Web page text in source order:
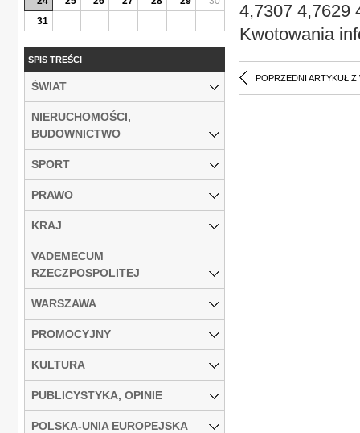
4,7307 4,7629
Kwotowania
POPRZEDNI ARTYKUŁ Z
31
SPIS TREŚCI
ŚWIAT
NIERUCHOMOŚCI,
BUDOWNICTWO
SPORT
PRAWO
KRAJ
VADEMECUM
RZECZPOSPOLITEJ
WARSZAWA
PROMOCYJNY
KULTURA
PUBLICYSTYKA, OPINIE
POLSKA-UNIA EUROPEJSKA